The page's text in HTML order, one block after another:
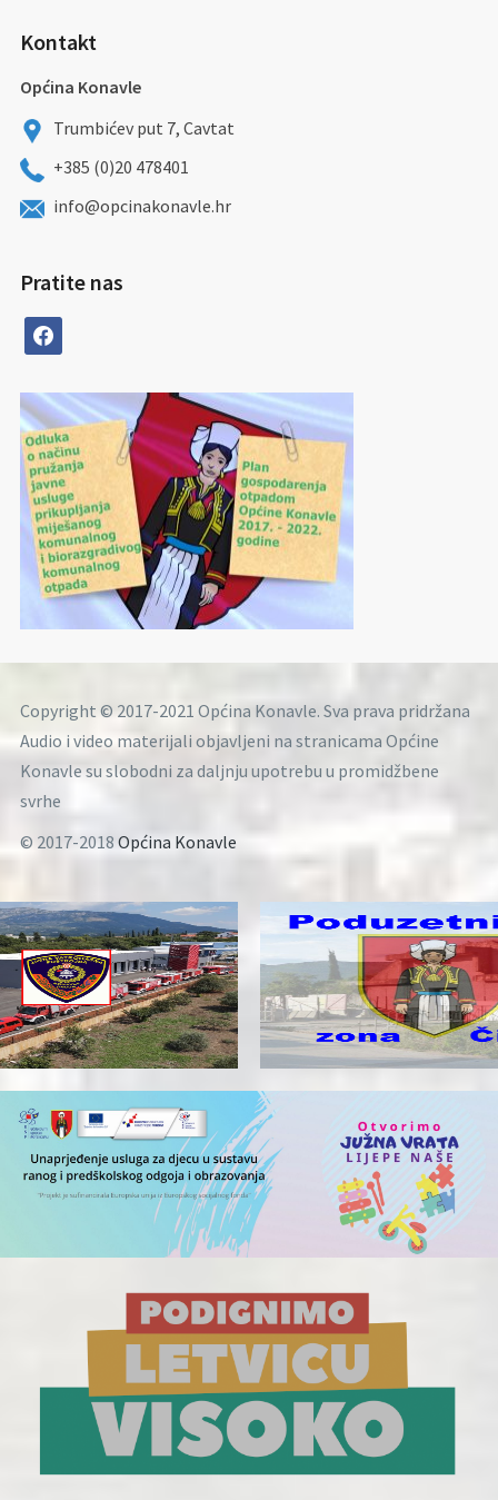
Kontakt
Općina Konavle
Trumbićev put 7, Cavtat
+385 (0)20 478401
info@opcinakonavle.hr
Pratite nas
facebook
Copyright © 2017-2021 Općina Konavle. Sva prava pridržana
Audio i video materijali objavljeni na stranicama Općine
Konavle su slobodni za daljnju upotrebu u promidžbene
svrhe
© 2017-2018 Općina Konavle